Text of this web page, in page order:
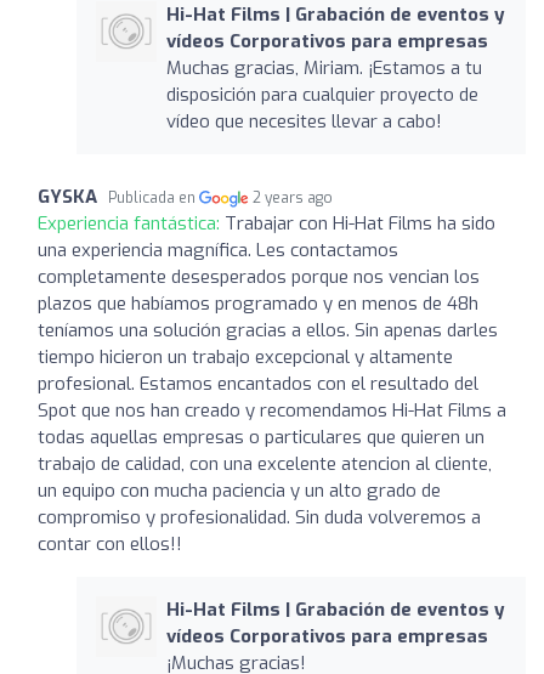
Hi-Hat Films | Grabación de eventos y
vídeos Corporativos para empresas
Muchas gracias, Miriam. ¡Estamos a tu
disposición para cualquier proyecto de
vídeo que necesites llevar a cabo!
GYSKA Publicada en 2 years ago
Experiencia fantástica: Trabajar con Hi-Hat Films ha sido
una experiencia magnífica. Les contactamos
completamente desesperados porque nos vencian los
plazos que habíamos programado y en menos de 48h
teníamos una solución gracias a ellos. Sin apenas darles
tiempo hicieron un trabajo excepcional y altamente
profesional. Estamos encantados con el resultado del
Spot que nos han creado y recomendamos Hi-Hat Films a
todas aquellas empresas o particulares que quieren un
trabajo de calidad, con una excelente atencion al cliente,
un equipo con mucha paciencia y un alto grado de
compromiso y profesionalidad. Sin duda volveremos a
contar con ellos!!
Hi-Hat Films | Grabación de eventos y
vídeos Corporativos para empresas
¡Muchas gracias!